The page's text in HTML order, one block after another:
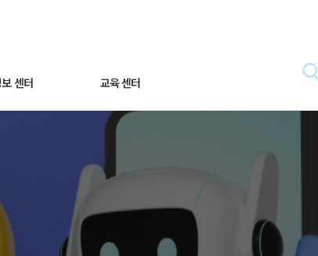
센터
묻는 질문
교육 센터
웨비나
동영상 교육
제작 가이드
성과 높이기